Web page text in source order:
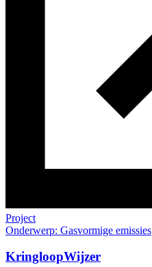
Project
Onderwerp: Gasvormige emissies
KringloopWijzer